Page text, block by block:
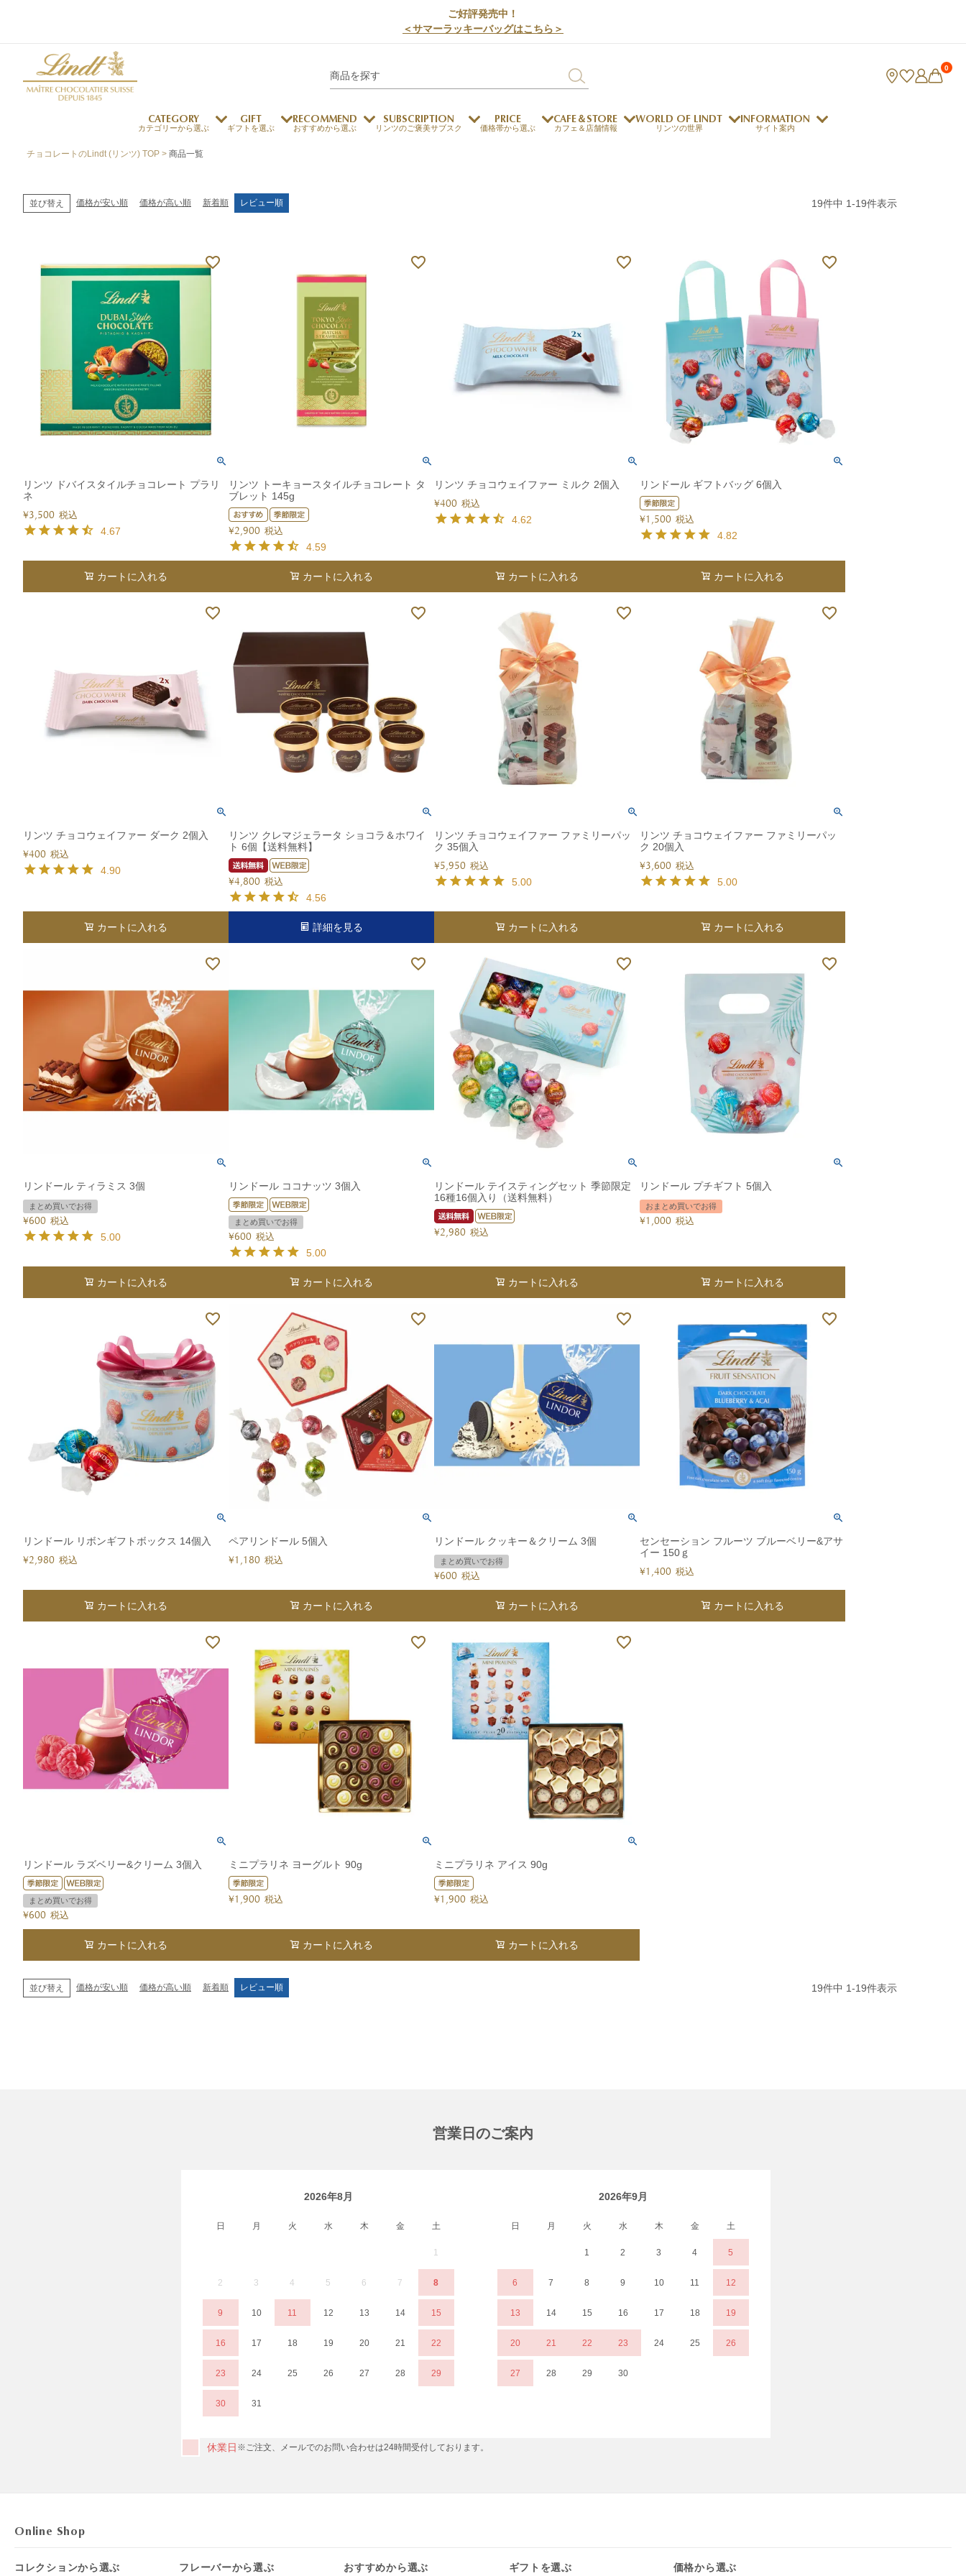
ご好評発売中！
＜サマーラッキーバッグはこちら＞
0
CATEGORY
カテゴリーから選ぶ
リンドール
フレーバー一覧
クレマジェラータ
ショコラスイーツ
リンツ・シン 送料無料
GIFT
ギフトを選ぶ
eギフト
商品
すべて
RECOMMEND
おすすめから選ぶ
新商品
すべて
SUBSCRIPTION
リンツのご褒美サブスク
リンツのご褒美サブス
ク
PRICE
価格帯から選ぶ
～￥2,000
CAFE＆STORE
カフェ＆店舗情報
店舗を探す My Lindt Club
WORLD OF LINDT
リンツの世界
最上級のカカオ
独自の技術
完璧な仕上げ
リンドールの秘密
リンツバニー
INFORMATION
サイト案内
よくある質問・お問い合わせ
チョコレートのLindt (リンツ) TOP 商品一覧
並び替え 価格が安い順 価格が高い順 新着順 レビュー順 19件中 1-19件表示
リンツ ドバイスタイルチョコレート プラリ
ネ
¥3,500 税込
4.67
カートに入れる
リンツ トーキョースタイルチョコレート タ
ブレット 145g
¥2,900 税込
4.59
カートに入れる
リンツ チョコウェイファー ミルク 2個入
¥400 税込
4.62
カートに入れる
リンドール ギフトバッグ 6個入
¥1,500 税込
4.82
カートに入れる
リンツ チョコウェイファー ダーク 2個入
¥400 税込
4.90
カートに入れる
リンツ クレマジェラータ ショコラ＆ホワイ
ト 6個【送料無料】
¥4,800 税込
4.56
詳細を見る
リンツ チョコウェイファー ファミリーパッ
ク 35個入
¥5,950 税込
5.00
カートに入れる
リンツ チョコウェイファー ファミリーパッ
ク 20個入
¥3,600 税込
5.00
カートに入れる
リンドール ティラミス 3個
まとめ買いでお得
¥600 税込
5.00
カートに入れる
リンドール ココナッツ 3個入
まとめ買いでお得
¥600 税込
5.00
カートに入れる
リンドール テイスティングセット 季節限定
16種16個入り（送料無料）
¥2,980 税込
カートに入れる
リンドール プチギフト 5個入
おまとめ買いでお得
¥1,000 税込
カートに入れる
リンドール リボンギフトボックス 14個入
¥2,980 税込
カートに入れる
ペアリンドール 5個入
¥1,180 税込
カートに入れる
リンドール クッキー＆クリーム 3個
まとめ買いでお得
¥600 税込
カートに入れる
センセーション フルーツ ブルーベリー&アサ
イー 150ｇ
¥1,400 税込
カートに入れる
リンドール ラズベリー&クリーム 3個入
まとめ買いでお得
¥600 税込
カートに入れる
ミニプラリネ ヨーグルト 90g
¥1,900 税込
カートに入れる
ミニプラリネ アイス 90g
¥1,900 税込
カートに入れる
並び替え 価格が安い順 価格が高い順 新着順 レビュー順 19件中 1-19件表示
営業日のご案内
2026年8月
日 月 火 水 木 金 土
1
2 3 4 5 6 7 8
9 10 11 12 13 14 15
16 17 18 19 20 21 22
23 24 25 26 27 28 29
30 31
2026年9月
日 月 火 水 木 金 土
1 2 3 4 5
6 7 8 9 10 11 12
13 14 15 16 17 18 19
20 21 22 23 24 25 26
27 28 29 30
休業日 ※ご注文、メールでのお問い合わせは24時間受付しております。
Online Shop
コレクションから選ぶ フレーバーから選ぶ おすすめから選ぶ ギフトを選ぶ 価格から選ぶ